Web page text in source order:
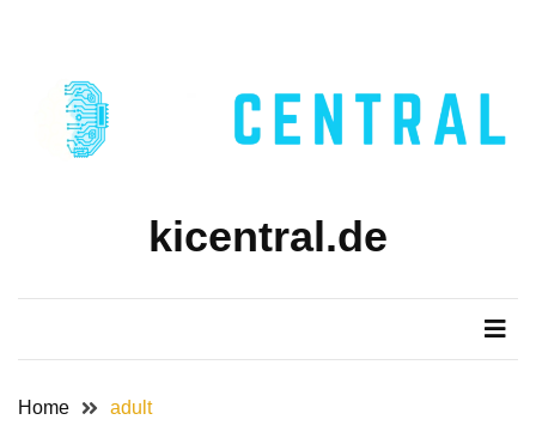
kicentral.de
Home adult